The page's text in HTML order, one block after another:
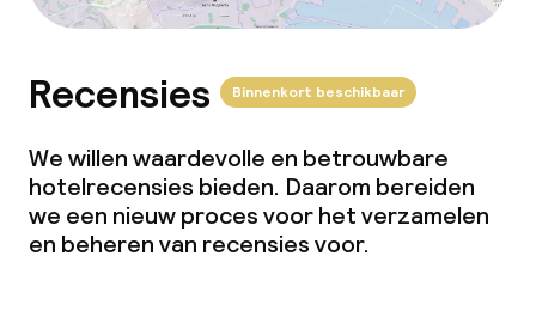
Recensies Binnenkort beschikbaar
We willen waardevolle en betrouwbare
hotelrecensies bieden. Daarom bereiden
we een nieuw proces voor het verzamelen
en beheren van recensies voor.